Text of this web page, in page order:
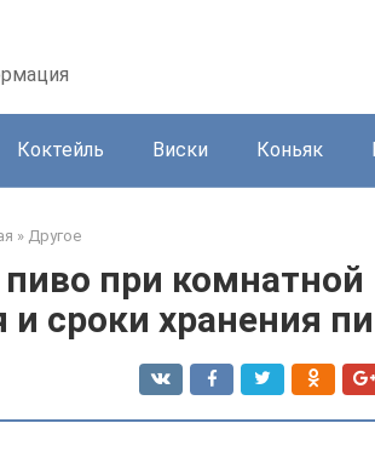
Коктейль Виски Коньяк
» Другое
при комнатной
сроки хранения